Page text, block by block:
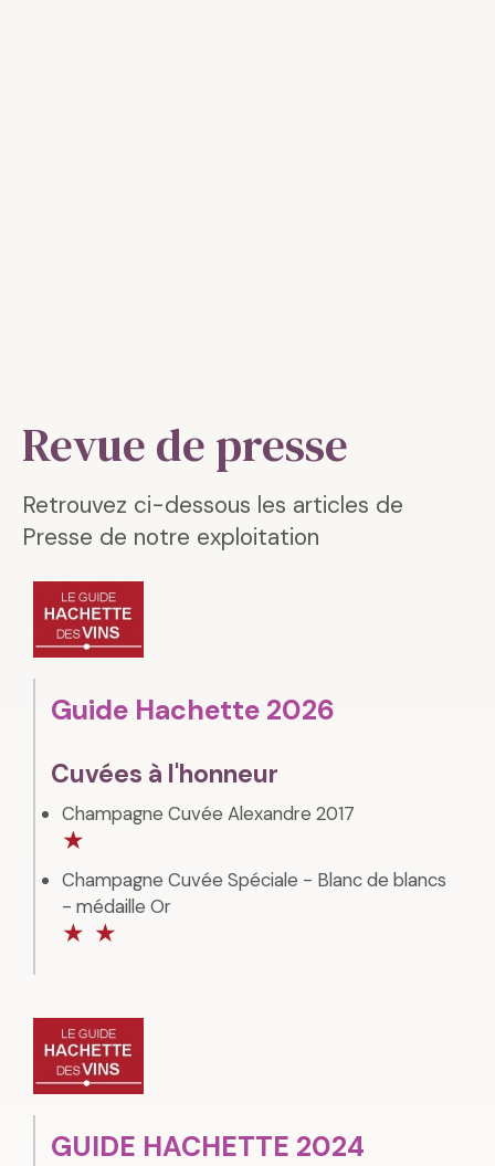
Revue de presse
Retrouvez ci-dessous les articles de
Presse de notre exploitation
Guide Hachette 2026
Cuvées à l'honneur
Champagne Cuvée Alexandre 2017
★
Champagne Cuvée Spéciale - Blanc de blancs
- médaille Or
★ ★
GUIDE HACHETTE 2024